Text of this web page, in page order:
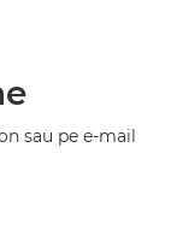
sau pe e-mail